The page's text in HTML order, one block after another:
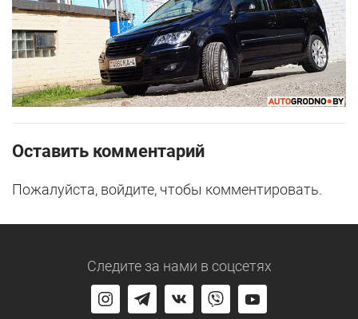
Оставить комментарий
Пожалуйста, войдите, чтобы комментировать.
Следите за нами в соцсетях